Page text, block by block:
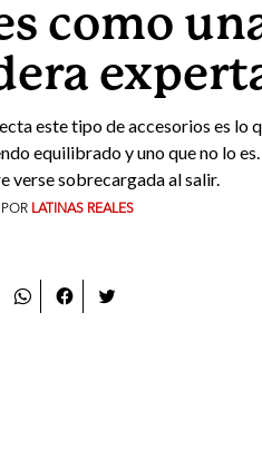
como
este tipo de accesorios es lo
equilibrado y uno que no lo
verse sobrecargada al salir.
POR LATINAS REALES